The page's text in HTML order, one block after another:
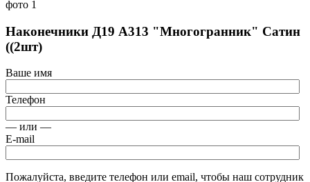
Наконечники Д19 А313 "Многогранник" Сатин
((2шт)
Ваше имя
Телефон
— или —
E-mail
Пожалуйста, введите телефон или email, чтобы наш сотрудник